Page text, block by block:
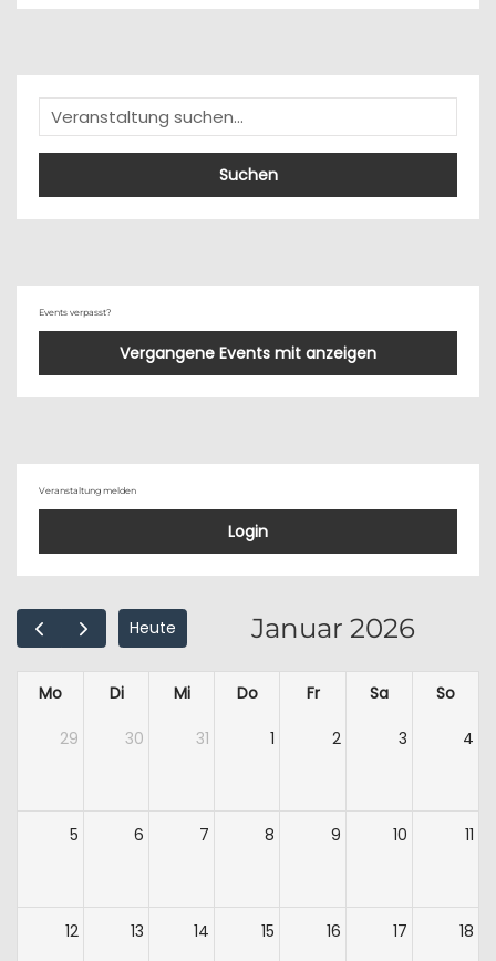
Suchen
Events verpasst?
Vergangene Events mit anzeigen
Veranstaltung melden
Login
Heute Januar 2026
Mo Di Mi Do Fr Sa So
29 30 31 1 2 3 4
5 6 7 8 9 10 11
12 13 14 15 16 17 18